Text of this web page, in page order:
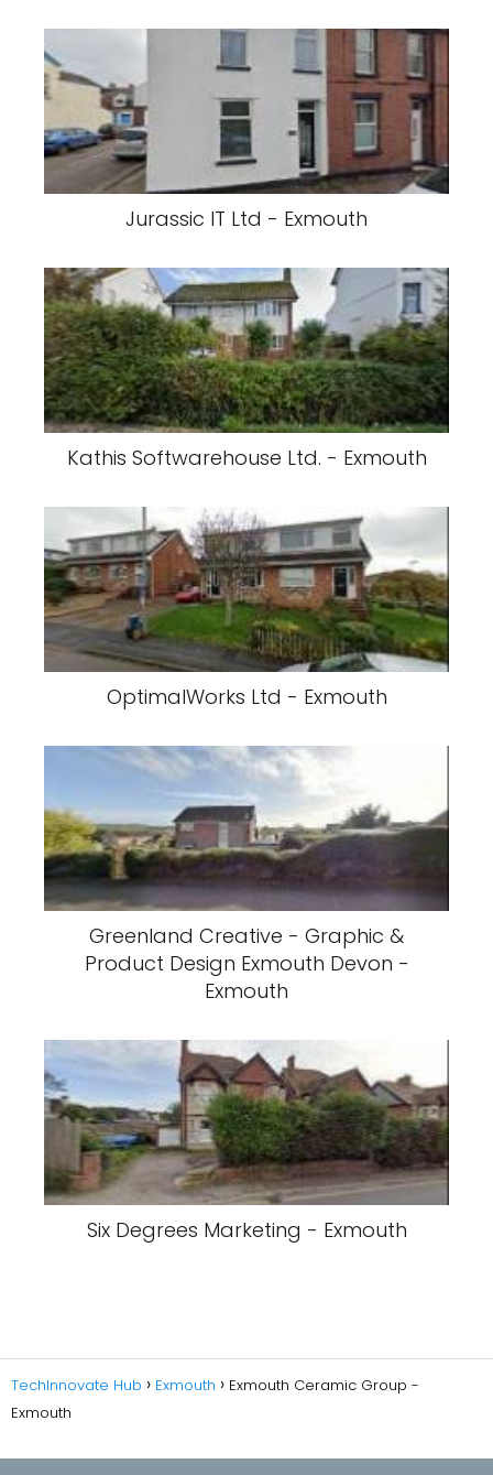
Jurassic IT Ltd - Exmouth
Kathis Softwarehouse Ltd. - Exmouth
OptimalWorks Ltd - Exmouth
Greenland Creative - Graphic &
Product Design Exmouth Devon -
Exmouth
Six Degrees Marketing - Exmouth
TechInnovate Hub Exmouth
Exmouth Ceramic Group -
Exmouth